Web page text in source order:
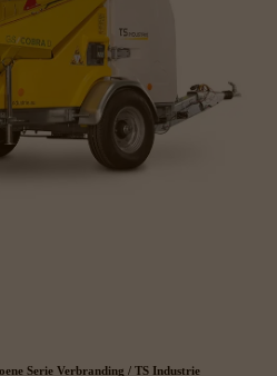
Serie Verbranding / TS Industrie